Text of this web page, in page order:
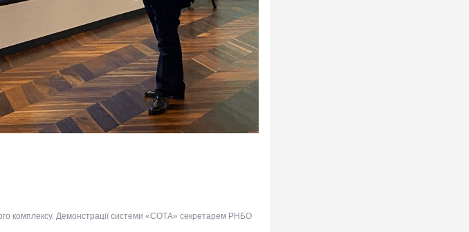
комплексу. Демонстрації системи «СОТА» секретарем РНБО